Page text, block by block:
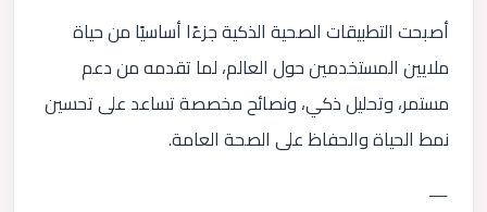
أصبحت التطبيقات الصحية الذكية جزءًا أساسيًا من حياة
ملايين المستخدمين حول العالم، لما تقدمه من دعم
مستمر، وتحليل ذكي، ونصائح مخصصة تساعد على تحسين
نمط الحياة والحفاظ على الصحة العامة.
—